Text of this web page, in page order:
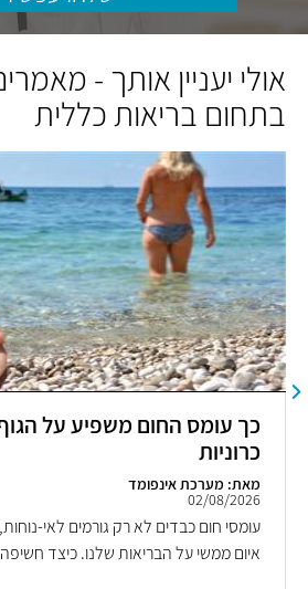
אולי יעניין אותך -
בתחום בריאות כללית
כך עומס החום משפיע על
כרוניות
מאת: מערכת אינפומד
02/08/2026
עומסי חום כבדים לא רק גורמים לאי-
איום ממשי על הבריאות שלנו. כיצד